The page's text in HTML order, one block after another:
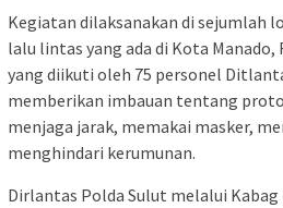
Kegiatan dilaksanakan di sejumlah
lalu lintas yang ada di Kota Manado,
yang diikuti oleh 75 personel
memberikan imbauan tentang
menjaga jarak, memakai masker,
menghindari kerumunan.
Dirlantas Polda Sulut melalui Kabag